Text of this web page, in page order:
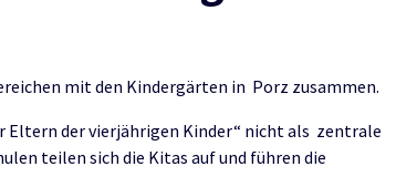
mit den Kindergärten in Porz zusammen.
der vierjährigen Kinder“ nicht als zentrale
teilen sich die Kitas auf und führen die